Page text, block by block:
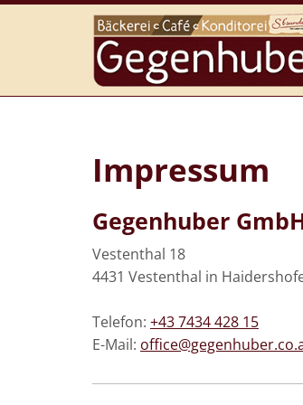
Impressum
Gegenhuber
Vestenthal 18
4431 Vestenthal in
Telefon: +43 7434 428 15
E-Mail: